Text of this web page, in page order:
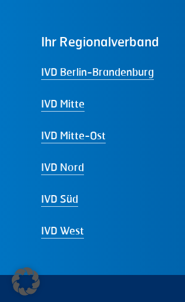
Ihr Regionalverband
IVD Berlin-Brandenburg
IVD Mitte
IVD Mitte-Ost
IVD Nord
IVD Süd
IVD West